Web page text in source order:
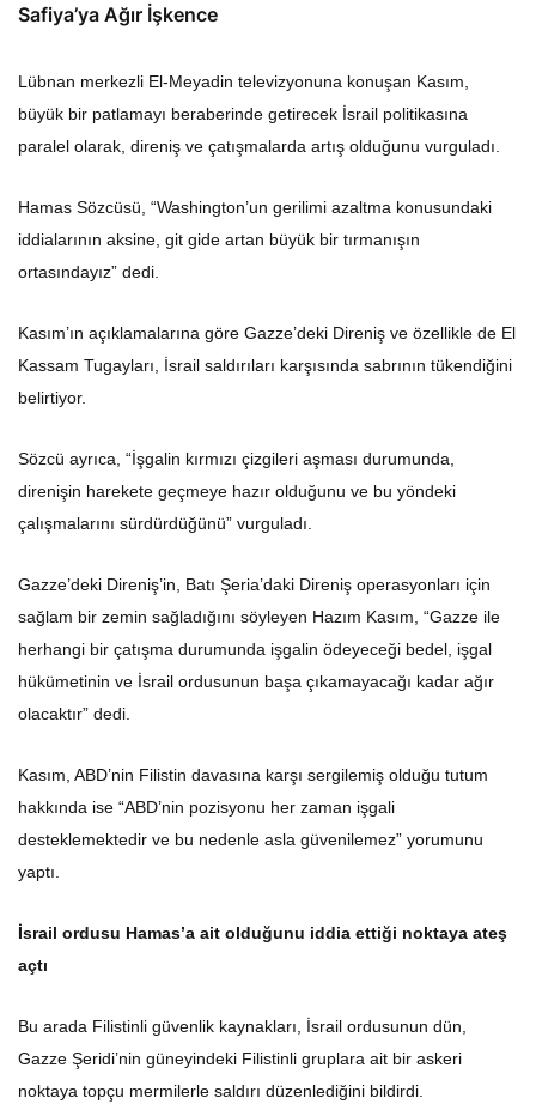
Safiya’ya Ağır İşkence
Lübnan merkezli El-Meyadin televizyonuna konuşan Kasım,
büyük bir patlamayı beraberinde getirecek İsrail politikasına
paralel olarak, direniş ve çatışmalarda artış olduğunu vurguladı.
Hamas Sözcüsü, “Washington’un gerilimi azaltma konusundaki
iddialarının aksine, git gide artan büyük bir tırmanışın
ortasındayız” dedi.
Kasım’ın açıklamalarına göre Gazze’deki Direniş ve özellikle de El
Kassam Tugayları, İsrail saldırıları karşısında sabrının tükendiğini
belirtiyor.
Sözcü ayrıca, “İşgalin kırmızı çizgileri aşması durumunda,
direnişin harekete geçmeye hazır olduğunu ve bu yöndeki
çalışmalarını sürdürdüğünü” vurguladı.
Gazze’deki Direniş’in, Batı Şeria’daki Direniş operasyonları için
sağlam bir zemin sağladığını söyleyen Hazım Kasım, “Gazze ile
herhangi bir çatışma durumunda işgalin ödeyeceği bedel, işgal
hükümetinin ve İsrail ordusunun başa çıkamayacağı kadar ağır
olacaktır” dedi.
Kasım, ABD’nin Filistin davasına karşı sergilemiş olduğu tutum
hakkında ise “ABD’nin pozisyonu her zaman işgali
desteklemektedir ve bu nedenle asla güvenilemez” yorumunu
yaptı.
İsrail ordusu Hamas’a ait olduğunu iddia ettiği noktaya ateş
açtı
Bu arada Filistinli güvenlik kaynakları, İsrail ordusunun dün,
Gazze Şeridi’nin güneyindeki Filistinli gruplara ait bir askeri
noktaya topçu mermilerle saldırı düzenlediğini bildirdi.